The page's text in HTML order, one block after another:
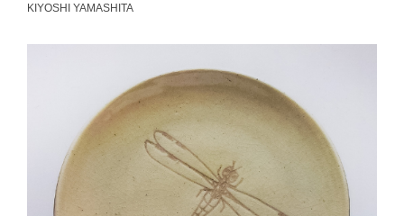
KIYOSHI YAMASHITA